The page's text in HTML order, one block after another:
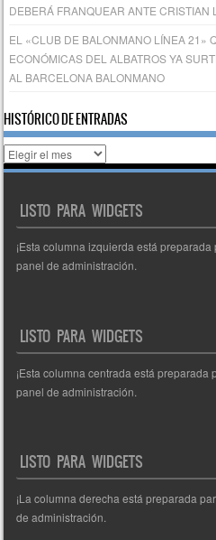
DEBERÁ FRANQUEAR ANTE CRISTIAN
EL «CLUB DE BALONMANO LÍNEA 21»
ECONÓMICAS DEL ALBATROS YA
AL BARCELONA BALONMANO
HISTÓRICO DE ENTRADAS
Histórico
de
LISTO PARA WIDGETS
¡Esta columna izquierda está
panel de administración.
LISTO PARA WIDGETS
¡Esta columna centrada está
panel de administración.
LISTO PARA WIDGETS
¡La columna derecha está preparada
de administración.